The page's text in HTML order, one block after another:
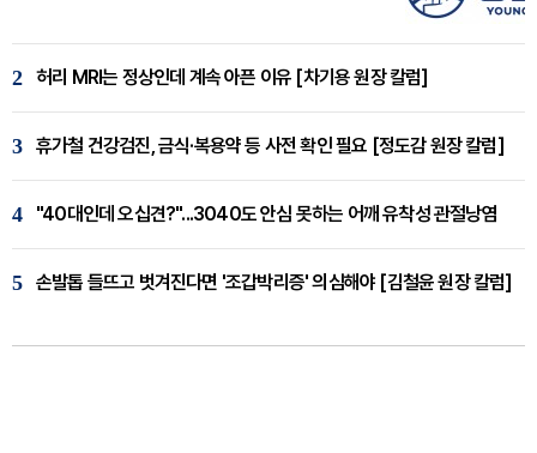
2 허리 MRI는 정상인데 계속 아픈 이유 [차기용 원장 칼럼]
3 휴가철 건강검진, 금식·복용약 등 사전 확인 필요 [정도감 원장 칼럼]
4 "40대인데 오십견?"...3040도 안심 못하는 어깨 유착성 관절낭염
5 손발톱 들뜨고 벗겨진다면 '조갑박리증' 의심해야 [김철윤 원장 칼럼]